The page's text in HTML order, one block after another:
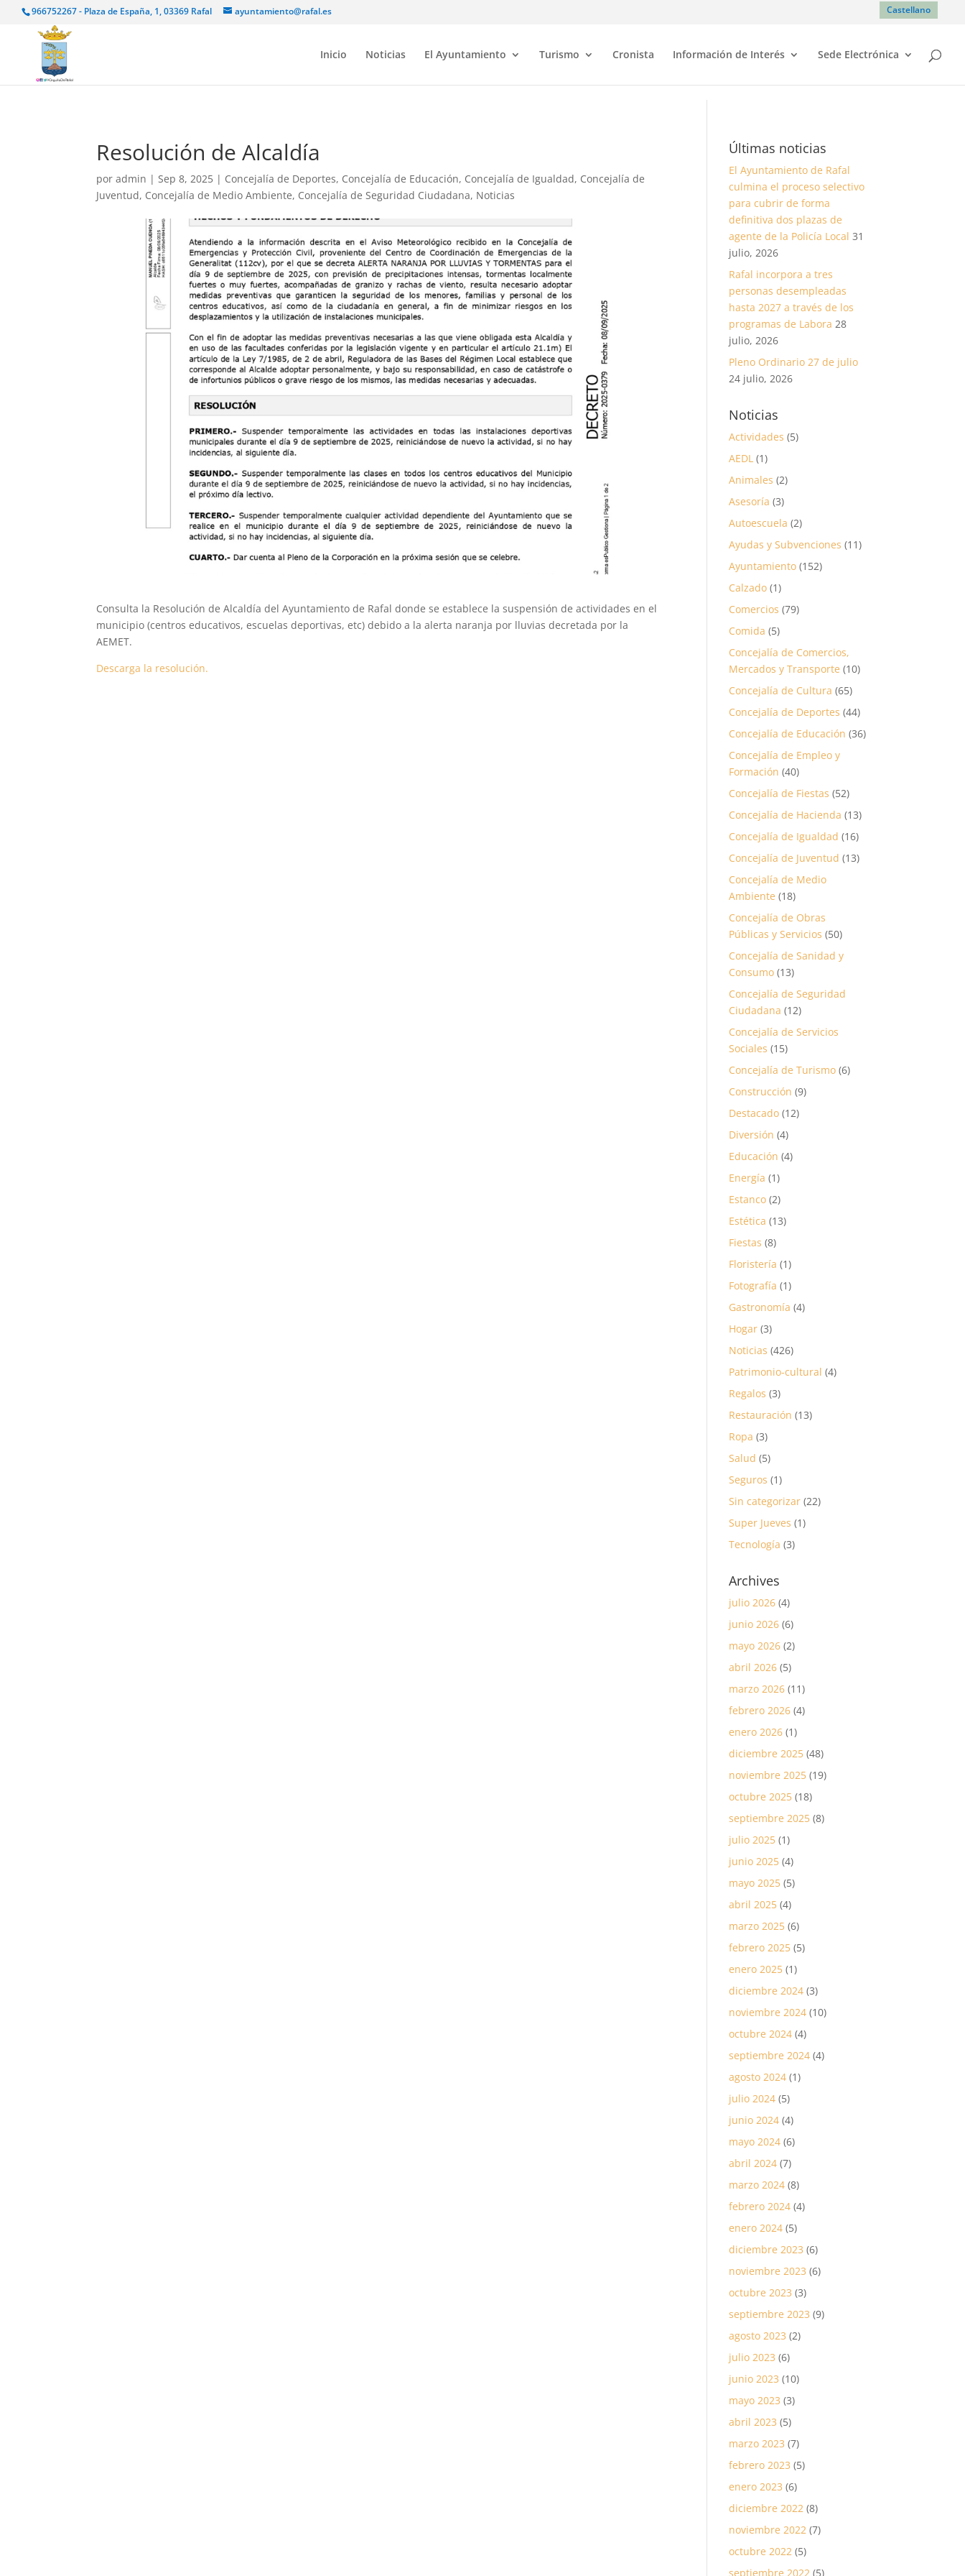
966752267 - Plaza de España, 1, 03369 Rafal ayuntamiento@rafal.es Castellano
Inicio Noticias El Ayuntamiento Turismo Cronista Información de Interés Sede Electrónica
Resolución de Alcaldía
poradmin |Sep 8, 2025 | Concejalía de Deportes, Concejalía de Educación, Concejalía de Igualdad, Concejalía de
Juventud, Concejalía de Medio Ambiente, Concejalía de Seguridad Ciudadana, Noticias
Consulta la Resolución de Alcaldía del Ayuntamiento de Rafal donde se establece la suspensión de actividades en el
municipio (centros educativos, escuelas deportivas, etc) debido a la alerta naranja por lluvias decretada por la
AEMET.
Descarga la resolución.
Últimas noticias
El Ayuntamiento de Rafal
culmina el proceso selectivo
para cubrir de forma
definitiva dos plazas de
agente de la Policía Local 31
julio, 2026
Rafal incorpora a tres
personas desempleadas
hasta 2027 a través de los
programas de Labora 28
julio, 2026
Pleno Ordinario 27 de julio
24 julio, 2026
Noticias
Actividades (5)
AEDL (1)
Animales (2)
Asesoría (3)
Autoescuela (2)
Ayudas y Subvenciones (11)
Ayuntamiento (152)
Calzado (1)
Comercios (79)
Comida (5)
Concejalía de Comercios,
Mercados y Transporte (10)
Concejalía de Cultura (65)
Concejalía de Deportes (44)
Concejalía de Educación (36)
Concejalía de Empleo y
Formación (40)
Concejalía de Fiestas (52)
Concejalía de Hacienda (13)
Concejalía de Igualdad (16)
Concejalía de Juventud (13)
Concejalía de Medio
Ambiente (18)
Concejalía de Obras
Públicas y Servicios (50)
Concejalía de Sanidad y
Consumo (13)
Concejalía de Seguridad
Ciudadana (12)
Concejalía de Servicios
Sociales (15)
Concejalía de Turismo (6)
Construcción (9)
Destacado (12)
Diversión (4)
Educación (4)
Energía (1)
Estanco (2)
Estética (13)
Fiestas (8)
Floristería (1)
Fotografía (1)
Gastronomía (4)
Hogar (3)
Noticias (426)
Patrimonio-cultural (4)
Regalos (3)
Restauración (13)
Ropa (3)
Salud (5)
Seguros (1)
Sin categorizar (22)
Super Jueves (1)
Tecnología (3)
Archives
julio 2026 (4)
junio 2026 (6)
mayo 2026 (2)
abril 2026 (5)
marzo 2026 (11)
febrero 2026 (4)
enero 2026 (1)
diciembre 2025 (48)
noviembre 2025 (19)
octubre 2025 (18)
septiembre 2025 (8)
julio 2025 (1)
junio 2025 (4)
mayo 2025 (5)
abril 2025 (4)
marzo 2025 (6)
febrero 2025 (5)
enero 2025 (1)
diciembre 2024 (3)
noviembre 2024 (10)
octubre 2024 (4)
septiembre 2024 (4)
agosto 2024 (1)
julio 2024 (5)
junio 2024 (4)
mayo 2024 (6)
abril 2024 (7)
marzo 2024 (8)
febrero 2024 (4)
enero 2024 (5)
diciembre 2023 (6)
noviembre 2023 (6)
octubre 2023 (3)
septiembre 2023 (9)
agosto 2023 (2)
julio 2023 (6)
junio 2023 (10)
mayo 2023 (3)
abril 2023 (5)
marzo 2023 (7)
febrero 2023 (5)
enero 2023 (6)
diciembre 2022 (8)
noviembre 2022 (7)
octubre 2022 (5)
septiembre 2022 (5)